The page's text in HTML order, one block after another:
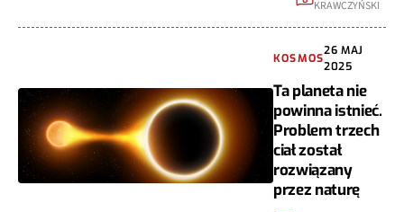
KRAWCZYŃSKI
KOSMOS
26 MAJ
2025
Ta planeta nie
powinna istnieć.
Problem trzech
ciał został
rozwiązany
przez naturę